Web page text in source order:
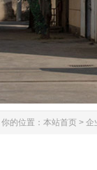
你的位置： 本站首页 > 企